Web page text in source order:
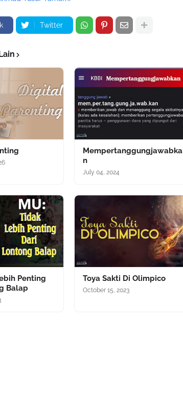
Twitter
Mempertanggungjawabka
n
July 04, 2024
Penting
Balap
Toya Sakti Di Olimpico
October 15, 2023